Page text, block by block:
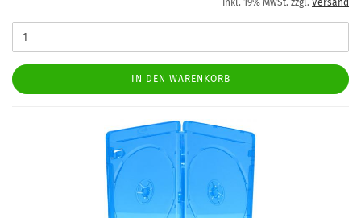
inkl. 19% MwSt. zzgl. Versand
IN DEN WARENKORB